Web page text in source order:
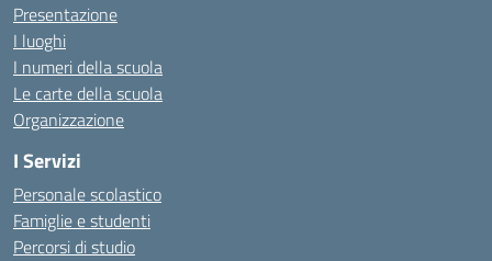
Presentazione
I luoghi
I numeri della scuola
Le carte della scuola
Organizzazione
I Servizi
Personale scolastico
Famiglie e studenti
Percorsi di studio